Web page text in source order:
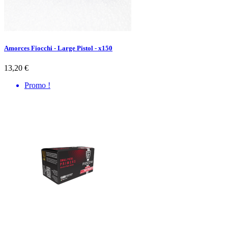
Amorces Fiocchi - Large Pistol - x150
13,20 €
Promo !